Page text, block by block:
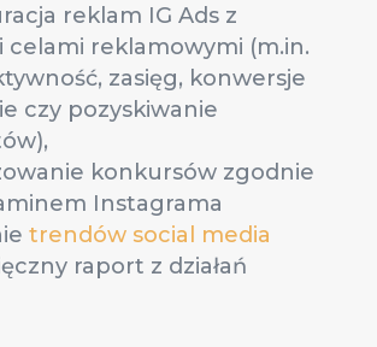
reklam IG Ads z
celami reklamowymi (m.in.
zasięg, konwersje
czy pozyskiwanie
konkursów zgodnie
Instagrama
trendów social media
raport z działań